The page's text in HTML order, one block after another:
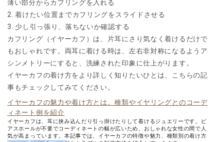
薄い部分からカフリングを入れる
2. 着けたい位置までカフリングをスライドさせる
3. 少し引っ張り、落ちないか確認する
カフリング（イヤーカフ）は、片耳にさり気なく着けるだけで
もおしゃれです。両耳に着ける時は、左右非対称になるようア
シンメトリーにすると、洗練された印象に仕上がります。
イヤーカフの着け方をより詳しく知りたいひとは、こちらの記
事もチェックしてみてください。
イヤーカフの魅力や着け方とは。種類やイヤリングとのコーデ
ィネート例を紹介
イヤーカフは、耳に挟み込んだり引っ掛けたりして着けるジュエリーです。ピ
アスホールが不要でコーディネートの幅が広いため、おしゃれな女性の間で人
気が高まっています。本記事では、イヤーカフの特徴や魅力、種類別の着け方